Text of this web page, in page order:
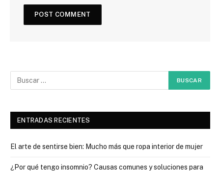
ENTRADAS RECIENTES
El arte de sentirse bien: Mucho más que ropa interior de mujer
¿Por qué tengo insomnio? Causas comunes y soluciones para